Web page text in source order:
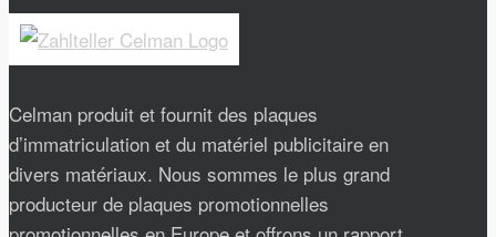
Celman produit et fournit des plaques
d’immatriculation et du matériel publicitaire en
divers matériaux. Nous sommes le plus grand
producteur de plaques promotionnelles